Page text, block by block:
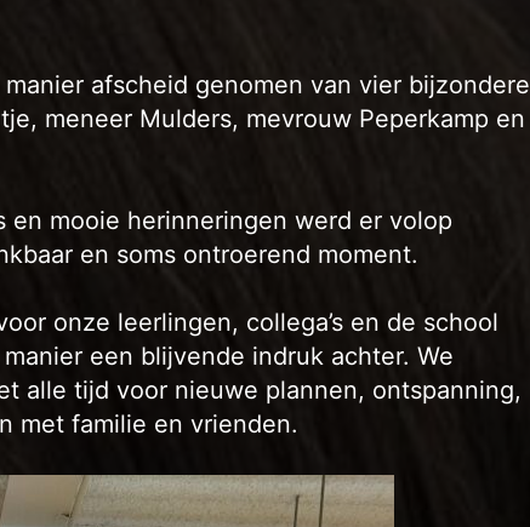
afscheid genomen van vier bijzondere
meneer Mulders, mevrouw Peperkamp en
mooie herinneringen werd er volop
en soms ontroerend moment.
onze leerlingen, collega’s en de school
een blijvende indruk achter. We
alle tijd voor nieuwe plannen, ontspanning,
met familie en vrienden.